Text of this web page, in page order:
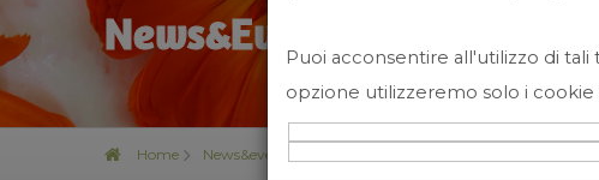
News&Events
Home News&events
Puoi acconsentire all'utilizzo di
opzione utilizzeremo solo i cookie